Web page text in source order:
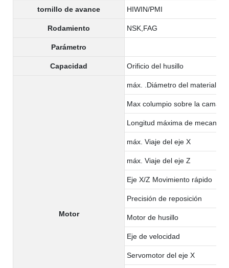
tornillo de avance HIWIN/PMI
Rodamiento NSK,FAG
Parámetro
Capacidad Orificio del husillo
Motor
máx. .Diámetro del material:
Max columpio sobre la cama
Longitud máxima de
máx. Viaje del eje X
máx. Viaje del eje Z
Eje X/Z Movimiento rápido
Precisión de reposición
Motor de husillo
Eje de velocidad
Servomotor del eje X